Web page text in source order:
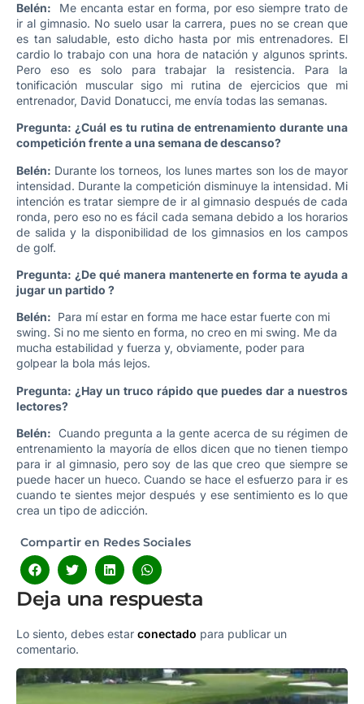
Belén: Me encanta estar en forma, por eso siempre trato de
ir al gimnasio. No suelo usar la carrera, pues no se crean que
es tan saludable, esto dicho hasta por mis entrenadores. El
cardio lo trabajo con una hora de natación y algunos sprints.
Pero eso es solo para trabajar la resistencia. Para la
tonificación muscular sigo mi rutina de ejercicios que mi
entrenador, David Donatucci, me envía todas las semanas.
Pregunta: ¿Cuál es tu rutina de entrenamiento durante una
competición frente a una semana de descanso?
Belén: Durante los torneos, los lunes martes son los de mayor
intensidad. Durante la competición disminuye la intensidad. Mi
intención es tratar siempre de ir al gimnasio después de cada
ronda, pero eso no es fácil cada semana debido a los horarios
de salida y la disponibilidad de los gimnasios en los campos
de golf.
Pregunta: ¿De qué manera mantenerte en forma te ayuda a
jugar un partido ?
Belén: Para mí estar en forma me hace estar fuerte con mi
swing. Si no me siento en forma, no creo en mi swing. Me da
mucha estabilidad y fuerza y, obviamente, poder para
golpear la bola más lejos.
Pregunta: ¿Hay un truco rápido que puedes dar a nuestros
lectores?
Belén: Cuando pregunta a la gente acerca de su régimen de
entrenamiento la mayoría de ellos dicen que no tienen tiempo
para ir al gimnasio, pero soy de las que creo que siempre se
puede hacer un hueco. Cuando se hace el esfuerzo para ir es
cuando te sientes mejor después y ese sentimiento es lo que
crea un tipo de adicción.
Compartir en Redes Sociales
Deja una respuesta
Lo siento, debes estar conectado para publicar un
comentario.